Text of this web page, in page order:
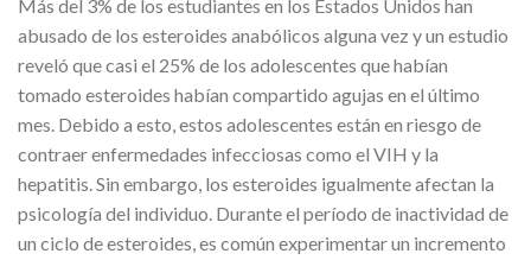
Más del 3% de los estudiantes en los Estados Unidos han
abusado de los esteroides anabólicos alguna vez y un estudio
reveló que casi el 25% de los adolescentes que habían
tomado esteroides habían compartido agujas en el último
mes. Debido a esto, estos adolescentes están en riesgo de
contraer enfermedades infecciosas como el VIH y la
hepatitis. Sin embargo, los esteroides igualmente afectan la
psicología del individuo. Durante el período de inactividad de
un ciclo de esteroides, es común experimentar un incremento